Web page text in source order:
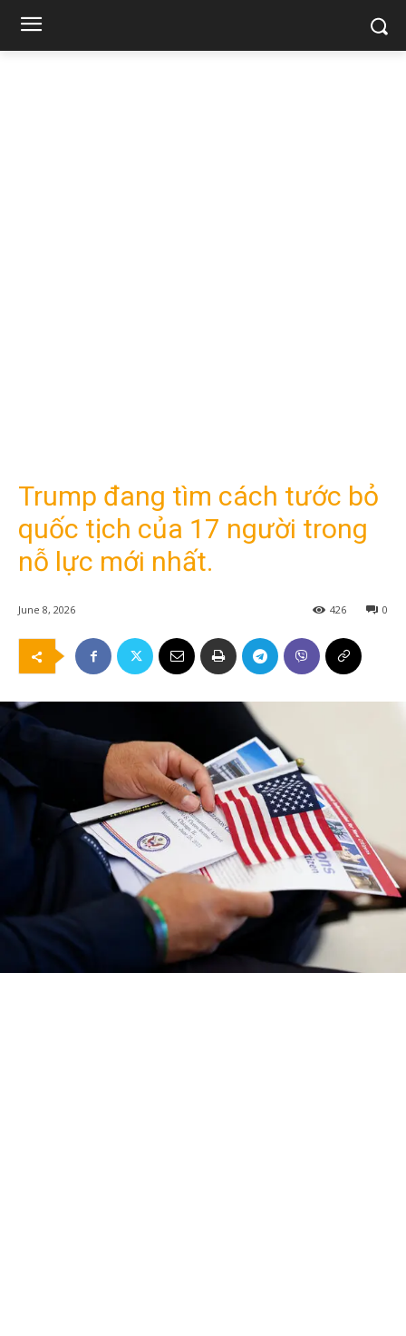
Trump đang tìm cách tước bỏ
quốc tịch của 17 người trong
nỗ lực mới nhất.
June 8, 2026 0
426